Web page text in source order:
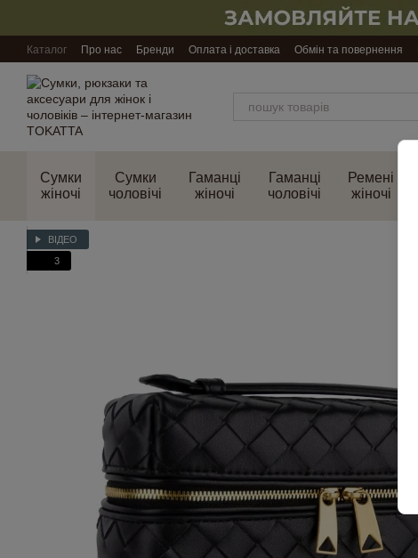
Каталог Про нас Бренди Оплата і доставка Обмін та повернення
Сумки
жіночі
Сумки
чоловічі
Гаманці
жіночі
Гаманці
чоловічі
Ремені
жіночі
ВІДЕО
3